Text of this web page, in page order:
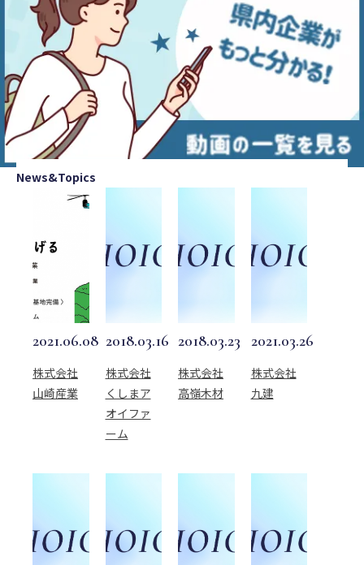
News&Topics
2021.06.08
株式会社
山崎産業
2018.03.16
株式会社
くしまア
オイファ
ーム
2018.03.23
株式会社
高嶺木材
2021.03.26
株式会社
九建